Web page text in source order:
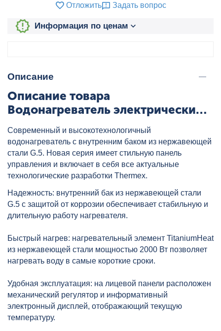
Отложить Задать вопрос
Информация по ценам
Описание
Описание товара
Водонагреватель электрический
THERMEX Solo 100 V, артикул:
ЭдЭБ00416
Современный и высокотехнологичный
водонагреватель с внутренним баком из нержавеющей
стали G.5. Новая серия имеет стильную панель
управления и включает в себя все актуальные
технологические разработки Thermex.
Надежность: внутренний бак из нержавеющей стали
G.5 с защитой от коррозии обеспечивает стабильную и
длительную работу нагревателя.
Быстрый нагрев: нагревательный элемент TitaniumHeat
из нержавеющей стали мощностью 2000 Вт позволяет
нагревать воду в самые короткие сроки.
Удобная эксплуатация: на лицевой панели расположен
механический регулятор и информативный
электронный дисплей, отображающий текущую
температуру.